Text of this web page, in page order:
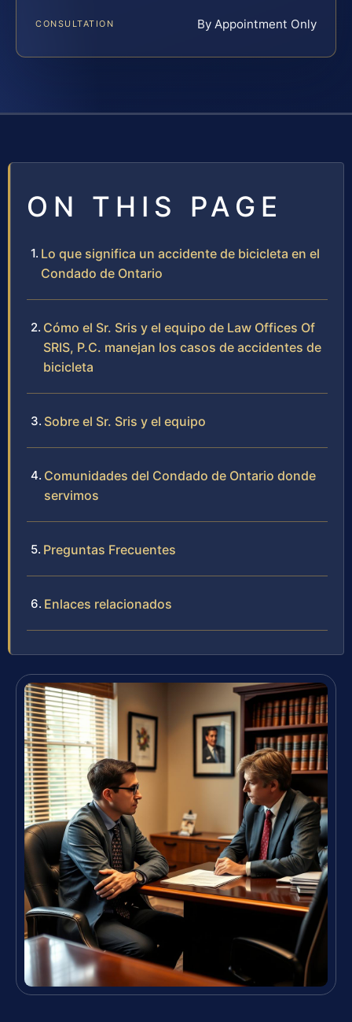
CONSULTATION By Appointment Only
ON THIS PAGE
Lo que significa un accidente de bicicleta en el
Condado de Ontario
Cómo el Sr. Sris y el equipo de Law Offices Of
SRIS, P.C. manejan los casos de accidentes de
bicicleta
Sobre el Sr. Sris y el equipo
Comunidades del Condado de Ontario donde
servimos
Preguntas Frecuentes
Enlaces relacionados